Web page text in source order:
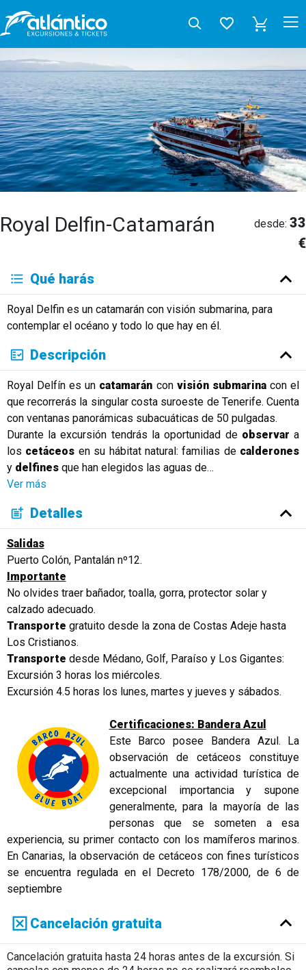
Royal Delfin-Catamarán desde: 33
€
Qué harás
Royal Delfin es un catamarán con visión submarina, para
contemplar el océano y todo lo que hay en él.
Descripción
Royal Delfín es un catamarán con visión submarina con el
que recorrerás la singular costa suroeste de Tenerife. Cuenta
con ventanas panorámicas subacuáticas de 50 pulgadas.
Durante la excursión tendrás la oportunidad de observar a
los cetáceos en su hábitat natural: familias de calderones
y delfines que han elegidos las aguas de…
Ver más
Detalles
Salidas
Puerto Colón, Pantalán nº12.
Importante
No olvides traer bañador, toalla, gorra, protector solar y
calzado adecuado.
Transporte gratuito desde la zona de Costas Adeje hasta
Los Cristianos.
Transporte desde Médano, Golf, Paraíso y Los Gigantes:
Excursión 3 horas los miércoles.
Excursión 4.5 horas los lunes, martes y jueves y sábados.
Certificaciones: Bandera Azul
Este Barco posee Bandera Azul. La
observación de cetáceos constituye
actualmente una actividad turística de
excepcional importancia y supone
generalmente, para la mayoría de las
personas que se someten a esa
experiencia, su primer contacto con los mamíferos marinos.
En Canarias, la observación de cetáceos con fines turísticos
se encuentra regulada en el Decreto 178/2000, de 6 de
septiembre
Cancelación gratuita
Cancelación gratuita hasta 24 horas antes de la excursión. Si